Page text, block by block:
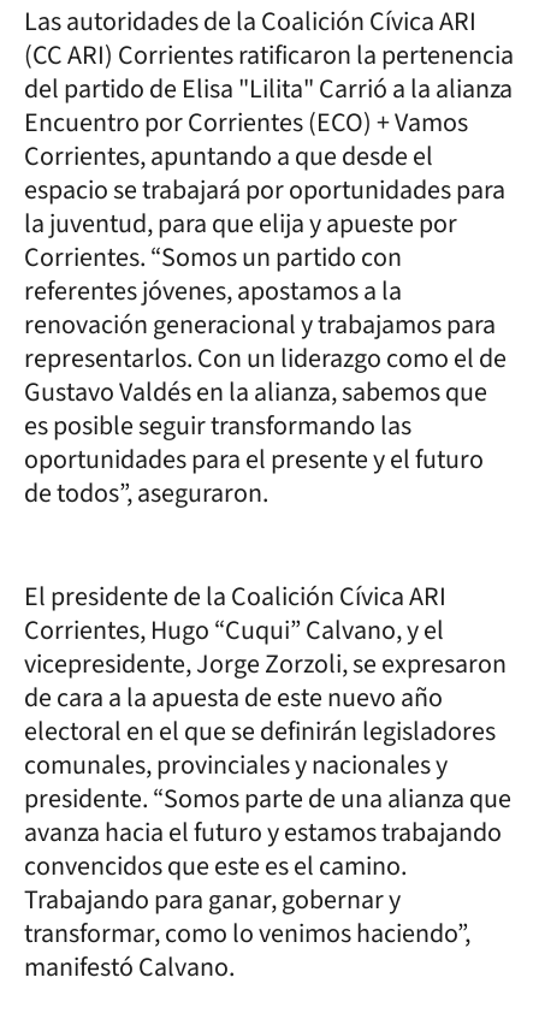
Las autoridades de la Coalición Cívica ARI
(CC ARI) Corrientes ratificaron la pertenencia
del partido de Elisa "Lilita" Carrió a la alianza
Encuentro por Corrientes (ECO) + Vamos
Corrientes, apuntando a que desde el
espacio se trabajará por oportunidades para
la juventud, para que elija y apueste por
Corrientes. “Somos un partido con
referentes jóvenes, apostamos a la
renovación generacional y trabajamos para
representarlos. Con un liderazgo como el de
Gustavo Valdés en la alianza, sabemos que
es posible seguir transformando las
oportunidades para el presente y el futuro
de todos”, aseguraron.
El presidente de la Coalición Cívica ARI
Corrientes, Hugo “Cuqui” Calvano, y el
vicepresidente, Jorge Zorzoli, se expresaron
de cara a la apuesta de este nuevo año
electoral en el que se definirán legisladores
comunales, provinciales y nacionales y
presidente. “Somos parte de una alianza que
avanza hacia el futuro y estamos trabajando
convencidos que este es el camino.
Trabajando para ganar, gobernar y
transformar, como lo venimos haciendo”,
manifestó Calvano.